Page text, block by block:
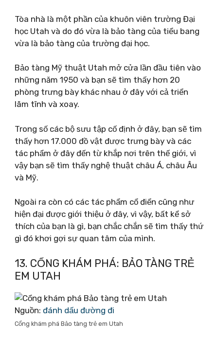
Tòa nhà là một phần của khuôn viên trường Đại
học Utah và do đó vừa là bảo tàng của tiểu bang
vừa là bảo tàng của trường đại học.
Bảo tàng Mỹ thuật Utah mở cửa lần đầu tiên vào
những năm 1950 và bạn sẽ tìm thấy hơn 20
phòng trưng bày khác nhau ở đây với cả triển
lãm tĩnh và xoay.
Trong số các bộ sưu tập cố định ở đây, bạn sẽ tìm
thấy hơn 17.000 đồ vật được trưng bày và các
tác phẩm ở đây đến từ khắp nơi trên thế giới, vì
vậy bạn sẽ tìm thấy nghệ thuật châu Á, châu Âu
và Mỹ.
Ngoài ra còn có các tác phẩm cổ điển cũng như
hiện đại được giới thiệu ở đây, vì vậy, bất kể sở
thích của bạn là gì, bạn chắc chắn sẽ tìm thấy thứ
gì đó khơi gợi sự quan tâm của mình.
13. CỔNG KHÁM PHÁ: BẢO TÀNG TRẺ
EM UTAH
Nguồn: đánh dấu đường đi
Cổng khám phá Bảo tàng trẻ em Utah